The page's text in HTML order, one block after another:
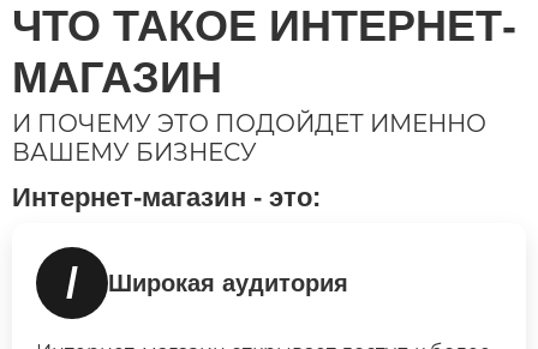
ЧТО ТАКОЕ ИНТЕРНЕТ-
МАГАЗИН
И ПОЧЕМУ ЭТО ПОДОЙДЕТ ИМЕННО
ВАШЕМУ БИЗНЕСУ
Интернет-магазин - это:
/ Широкая аудитория